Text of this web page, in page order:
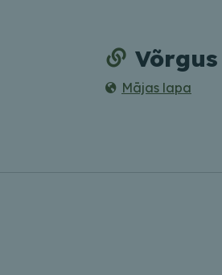
Võrgus
Mājas lapa